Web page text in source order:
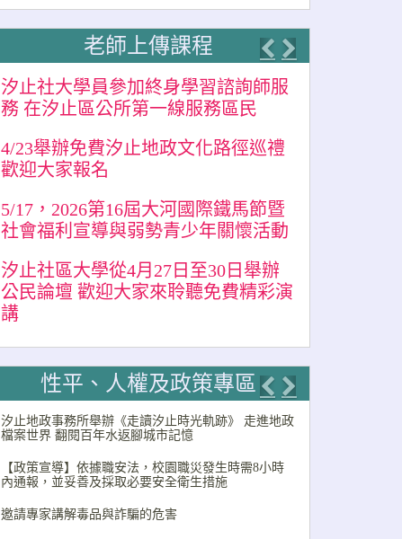
老師上傳課程
Previous
Next
汐止社大學員參加終身學習諮詢師服
務 在汐止區公所第一線服務區民
4/23舉辦免費汐止地政文化路徑巡禮
歡迎大家報名
5/17，2026第16屆大河國際鐵馬節暨
社會福利宣導與弱勢青少年關懷活動
汐止社區大學從4月27日至30日舉辦
公民論壇 歡迎大家來聆聽免費精彩演
講
性平、人權及政策專區
Previous
Next
汐止地政事務所舉辦《走讀汐止時光軌跡》 走進地政
檔案世界 翻閱百年水返腳城市記憶
【政策宣導】依據職安法，校園職災發生時需8小時
內通報，並妥善及採取必要安全衛生措施
邀請專家講解毒品與詐騙的危害